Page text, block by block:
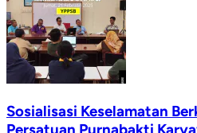
Sosialisasi Keselamatan
Persatuan Purnabakti